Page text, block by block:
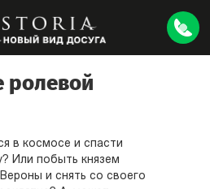
ролевой
в космосе и спасти
Или побыть князем
и снять со своего